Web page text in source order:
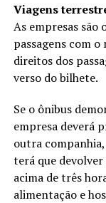
Viagens
As empresas são
passagens com o
direitos dos
verso do bilhete.
Se o ônibus
empresa deverá
outra
terá que devolver
acima de três
alimentação e